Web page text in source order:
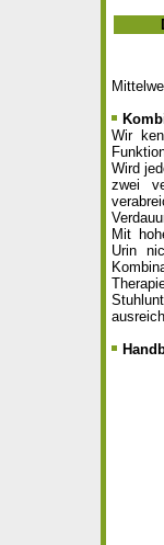
Wir
Wird
zwei
Mit
Urin